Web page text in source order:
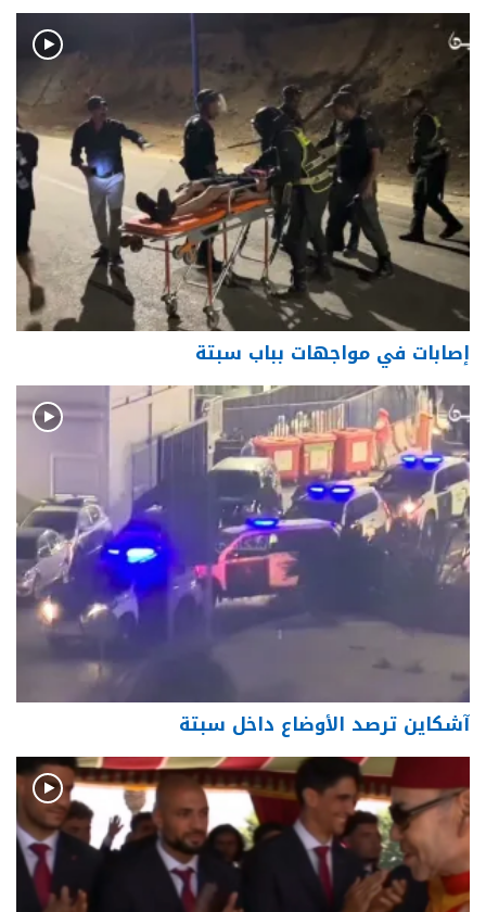
إصابات في مواجهات بباب سبتة
آشكاين ترصد الأوضاع داخل سبتة